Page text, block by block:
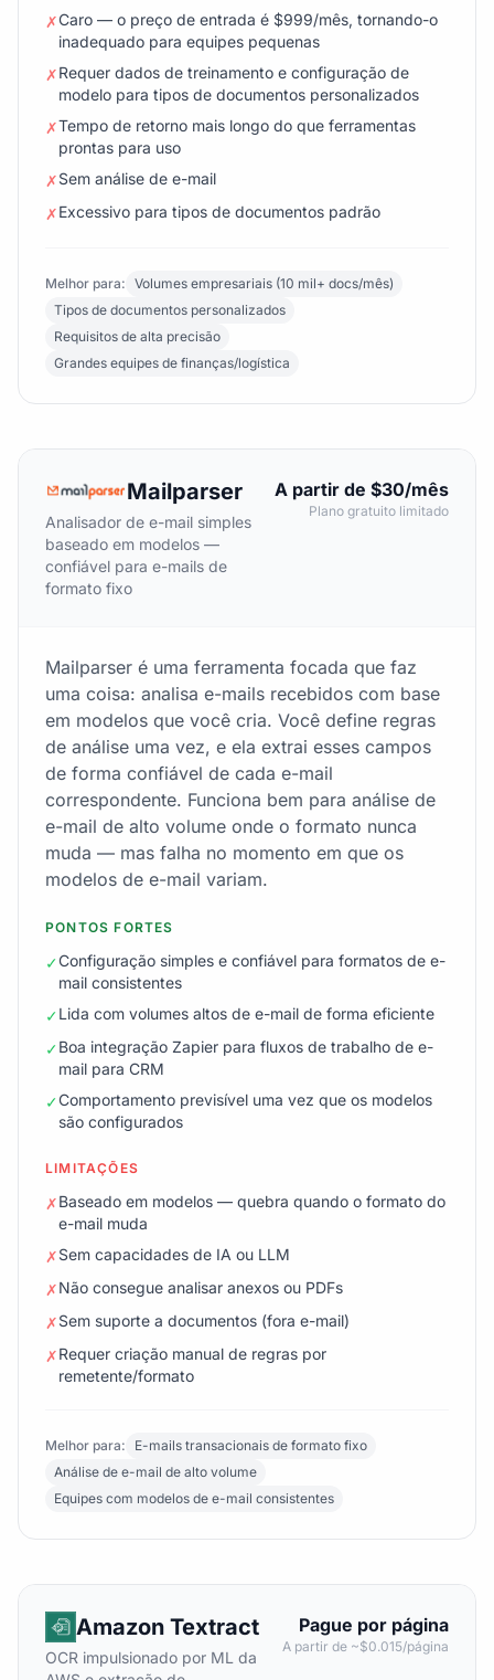
✗Caro — o preço de entrada é $999/mês, tornando-o
inadequado para equipes pequenas
✗Requer dados de treinamento e configuração de
modelo para tipos de documentos personalizados
✗Tempo de retorno mais longo do que ferramentas
prontas para uso
✗Sem análise de e-mail
✗Excessivo para tipos de documentos padrão
Melhor para: Volumes empresariais (10 mil+ docs/mês)
Tipos de documentos personalizados
Requisitos de alta precisão
Grandes equipes de finanças/logística
Mailparser
Analisador de e-mail simples
baseado em modelos —
confiável para e-mails de
formato fixo
A partir de $30/mês
Plano gratuito limitado
Mailparser é uma ferramenta focada que faz
uma coisa: analisa e-mails recebidos com base
em modelos que você cria. Você define regras
de análise uma vez, e ela extrai esses campos
de forma confiável de cada e-mail
correspondente. Funciona bem para análise de
e-mail de alto volume onde o formato nunca
muda — mas falha no momento em que os
modelos de e-mail variam.
PONTOS FORTES
✓Configuração simples e confiável para formatos de e-
mail consistentes
✓Lida com volumes altos de e-mail de forma eficiente
✓Boa integração Zapier para fluxos de trabalho de e-
mail para CRM
✓Comportamento previsível uma vez que os modelos
são configurados
LIMITAÇÕES
✗Baseado em modelos — quebra quando o formato do
e-mail muda
✗Sem capacidades de IA ou LLM
✗Não consegue analisar anexos ou PDFs
✗Sem suporte a documentos (fora e-mail)
✗Requer criação manual de regras por
remetente/formato
Melhor para:
E-mails transacionais de formato fixo
Análise de e-mail de alto volume
Equipes com modelos de e-mail consistentes
Amazon Textract
OCR impulsionado por ML da
Pague por página
A partir de ~$0.015/página